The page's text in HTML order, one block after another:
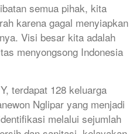
semua pihak, kita
karena gagal menyiapkan
Visi besar kita adalah
menyongsong Indonesia
terdapat 128 keluarga
Nglipar yang menjadi
melalui sejumlah